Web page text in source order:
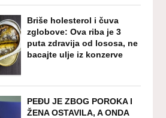
Briše holesterol i čuva
zglobove: Ova riba je 3
puta zdravija od lososa, ne
bacajte ulje iz konzerve
PEĐU JE ZBOG POROKA I
ŽENA OSTAVILA, A ONDA